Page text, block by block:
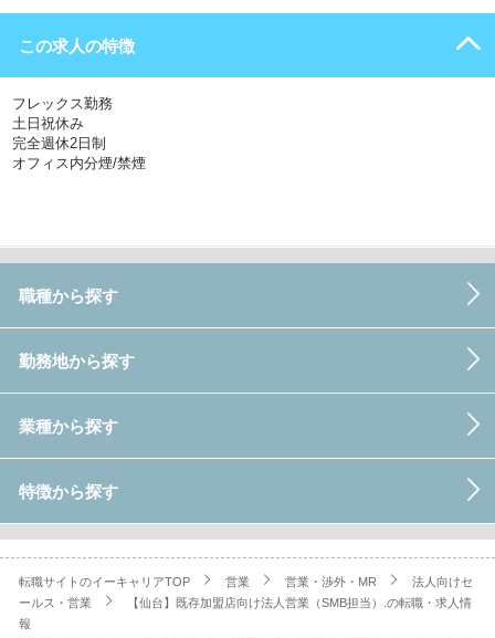
この求人の特徴
フレックス勤務
土日祝休み
完全週休2日制
オフィス内分煙/禁煙
職種から探す
勤務地から探す
業種から探す
特徴から探す
転職サイトのイーキャリアTOP 営業 営業・渉外・MR
法人向けセ
ールス・営業
【仙台】既存加盟店向け法人営業（SMB担当）.の転職・求人情
報